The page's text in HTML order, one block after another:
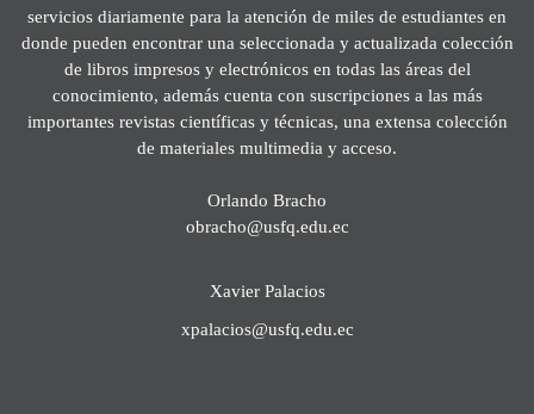
servicios diariamente para la atención de miles de estudiantes en
donde pueden encontrar una seleccionada y actualizada colección
de libros impresos y electrónicos en todas las áreas del
conocimiento, además cuenta con suscripciones a las más
importantes revistas científicas y técnicas, una extensa colección
de materiales multimedia y acceso.
Orlando Bracho
obracho@usfq.edu.ec
Xavier Palacios
xpalacios@usfq.edu.ec